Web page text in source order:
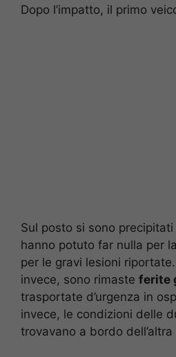
Dopo l’impatto, il primo
Sul posto si sono
hanno potuto far nulla per
per le gravi lesioni
invece, sono rimaste ferite
trasportate d’urgenza in
invece, le condizioni delle
trovavano a bordo